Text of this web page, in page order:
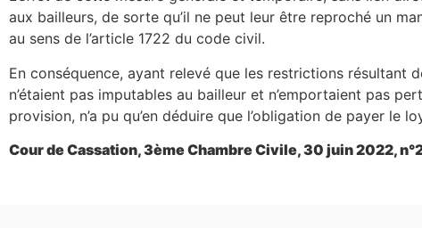
aux bailleurs, de sorte qu’il ne peut leur être reproché un
au sens de l’article 1722 du code civil.
En conséquence, ayant relevé que les restrictions résultant
n’étaient pas imputables au bailleur et n’emportaient pas
provision, n’a pu qu’en déduire que l’obligation de payer le
Cour de Cassation, 3ème Chambre Civile, 30 juin 2022,